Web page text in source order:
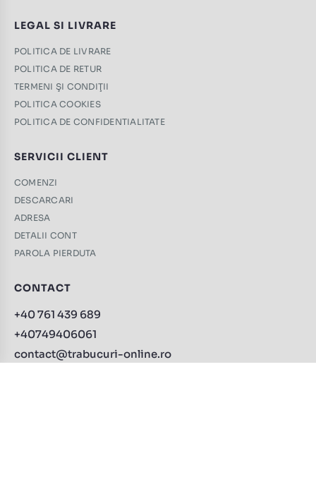
LEGAL SI LIVRARE
POLITICA DE LIVRARE
POLITICA DE RETUR
TERMENI ŞI CONDIŢII
POLITICA COOKIES
POLITICA DE CONFIDENTIALITATE
SERVICII CLIENT
COMENZI
DESCARCARI
ADRESA
DETALII CONT
PAROLA PIERDUTA
CONTACT
+40 761 439 689
+40749406061
contact@trabucuri-online.ro